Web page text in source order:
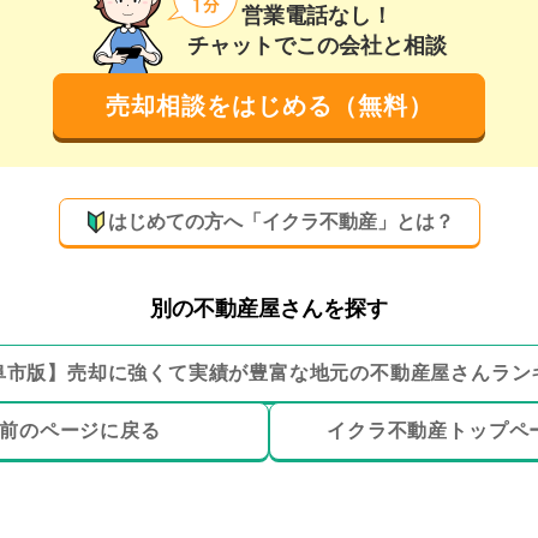
営業電話なし！
チャットでこの会社と相談
売却相談をはじめる（無料）
はじめての方へ「イクラ不動産」とは？
別の不動産屋さんを探す
市版】 売却に強くて実績が豊富な地元の不動産屋さんラン
前のページに戻る イクラ不動産トップペ